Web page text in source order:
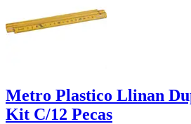
Metro Plastico Llinan
Kit C/12 Pecas